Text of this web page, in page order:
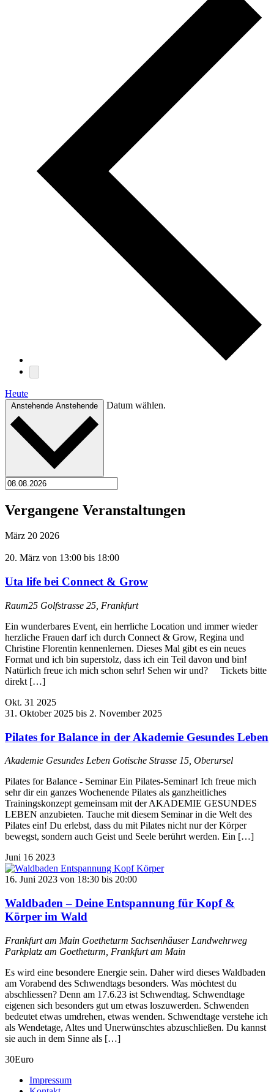
Heute
Anstehende Anstehende Datum wählen.
Vergangene Veranstaltungen
März 20 2026
20. März von 13:00 bis 18:00
Uta life bei Connect & Grow
Raum25 Golfstrasse 25, Frankfurt
Ein wunderbares Event, ein herrliche Location und immer wieder
herzliche Frauen darf ich durch Connect & Grow, Regina und
Christine Florentin kennenlernen. Dieses Mal gibt es ein neues
Format und ich bin superstolz, dass ich ein Teil davon und bin!
Natürlich freue ich mich schon sehr! Sehen wir und? Tickets bitte
direkt […]
Okt. 31 2025
31. Oktober 2025 bis 2. November 2025
Pilates for Balance in der Akademie Gesundes Leben
Akademie Gesundes Leben Gotische Strasse 15, Oberursel
Pilates for Balance - Seminar Ein Pilates-Seminar! Ich freue mich
sehr dir ein ganzes Wochenende Pilates als ganzheitliches
Trainingskonzept gemeinsam mit der AKADEMIE GESUNDES
LEBEN anzubieten. Tauche mit diesem Seminar in die Welt des
Pilates ein! Du erlebst, dass du mit Pilates nicht nur der Körper
bewegst, sondern auch Geist und Seele berührt werden. Ein […]
Juni 16 2023
16. Juni 2023 von 18:30 bis 20:00
Waldbaden – Deine Entspannung für Kopf &
Körper im Wald
Frankfurt am Main Goetheturm Sachsenhäuser Landwehrweg
Parkplatz am Goetheturm, Frankfurt am Main
Es wird eine besondere Energie sein. Daher wird dieses Waldbaden
am Vorabend des Schwendtags besonders. Was möchtest du
abschliessen? Denn am 17.6.23 ist Schwendtag. Schwendtage
eigenen sich besonders gut um etwas loszuwerden. Schwenden
bedeutet etwas umdrehen, etwas wenden. Schwendtage verstehe ich
als Wendetage, Altes und Unerwünschtes abzuschließen. Du kannst
sie auch in dem Sinne als […]
30Euro
Impressum